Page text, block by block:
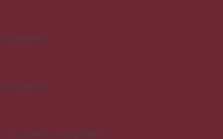
引き継ぎや
打ち合わせ
そして娘のいろんな準備で